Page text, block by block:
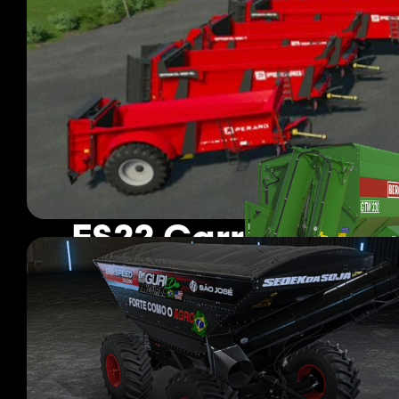
FS22 Carri a
150 i mod Pagina 1 di 13